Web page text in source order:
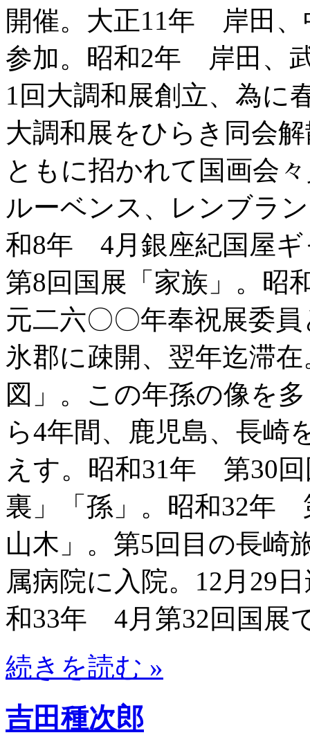
開催。大正11年 岸田、
参加。昭和2年 岸田、
1回大調和展創立、為
大調和展をひらき同会
ともに招かれて国画会
ルーベンス、レンブラ
和8年 4月銀座紀国屋ギ
第8回国展「家族」。
元二六〇〇年奉祝展委
氷郡に疎開、翌年迄滞
図」。この年孫の像を
ら4年間、鹿児島、長崎
えす。昭和31年 第30
裏」「孫」。昭和32年
山木」。第5回目の長崎
属病院に入院。12月29
和33年 4月第32回国展
続きを読む »
吉田種次郎